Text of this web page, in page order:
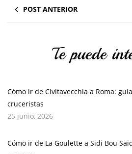
POST ANTERIOR
Te puede
Cómo ir de Civitavecchia a Roma:
cruceristas
25 junio, 2026
Cómo ir de La Goulette a Sidi Bou